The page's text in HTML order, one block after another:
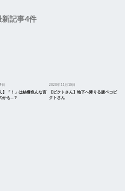
新記事4件
日
】「！」は結構色んな言
かも…？
2020年11月18日
【ピクトさん】地下へ降りる腹ペコピ
クトさん